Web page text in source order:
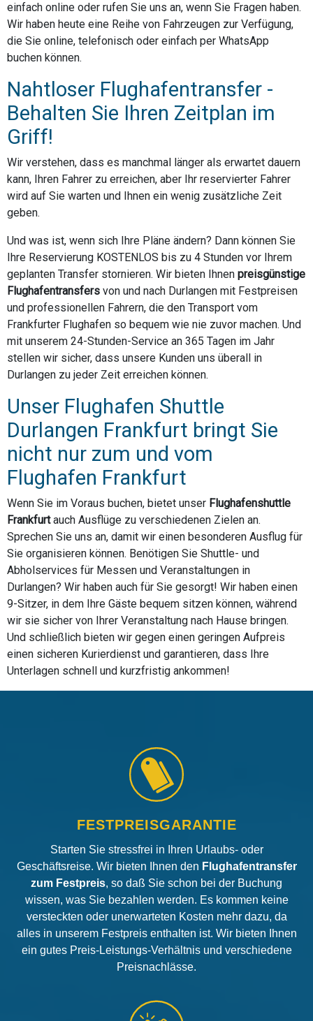
einfach online oder rufen Sie uns an, wenn Sie Fragen haben.
Wir haben heute eine Reihe von Fahrzeugen zur Verfügung,
die Sie online, telefonisch oder einfach per WhatsApp
buchen können.
Nahtloser Flughafentransfer -
Behalten Sie Ihren Zeitplan im
Griff!
Wir verstehen, dass es manchmal länger als erwartet dauern
kann, Ihren Fahrer zu erreichen, aber Ihr reservierter Fahrer
wird auf Sie warten und Ihnen ein wenig zusätzliche Zeit
geben.
Und was ist, wenn sich Ihre Pläne ändern? Dann können Sie
Ihre Reservierung KOSTENLOS bis zu 4 Stunden vor Ihrem
geplanten Transfer stornieren. Wir bieten Ihnen preisgünstige
Flughafentransfers von und nach Durlangen mit Festpreisen
und professionellen Fahrern, die den Transport vom
Frankfurter Flughafen so bequem wie nie zuvor machen. Und
mit unserem 24-Stunden-Service an 365 Tagen im Jahr
stellen wir sicher, dass unsere Kunden uns überall in
Durlangen zu jeder Zeit erreichen können.
Unser Flughafen Shuttle
Durlangen Frankfurt bringt Sie
nicht nur zum und vom
Flughafen Frankfurt
Wenn Sie im Voraus buchen, bietet unser Flughafenshuttle
Frankfurtauch Ausflüge zu verschiedenen Zielen an.
Sprechen Sie uns an, damit wir einen besonderen Ausflug für
Sie organisieren können. Benötigen Sie Shuttle- und
Abholservices für Messen und Veranstaltungen in
Durlangen? Wir haben auch für Sie gesorgt! Wir haben einen
9-Sitzer, in dem Ihre Gäste bequem sitzen können, während
wir sie sicher von Ihrer Veranstaltung nach Hause bringen.
Und schließlich bieten wir gegen einen geringen Aufpreis
einen sicheren Kurierdienst und garantieren, dass Ihre
Unterlagen schnell und kurzfristig ankommen!
FESTPREISGARANTIE
Starten Sie stressfrei in Ihren Urlaubs- oder
Geschäftsreise. Wir bieten Ihnen den Flughafentransfer
zum Festpreis, so daß Sie schon bei der Buchung
wissen, was Sie bezahlen werden. Es kommen keine
versteckten oder unerwarteten Kosten mehr dazu, da
alles in unserem Festpreis enthalten ist. Wir bieten Ihnen
ein gutes Preis-Leistungs-Verhältnis und verschiedene
Preisnachlässe.